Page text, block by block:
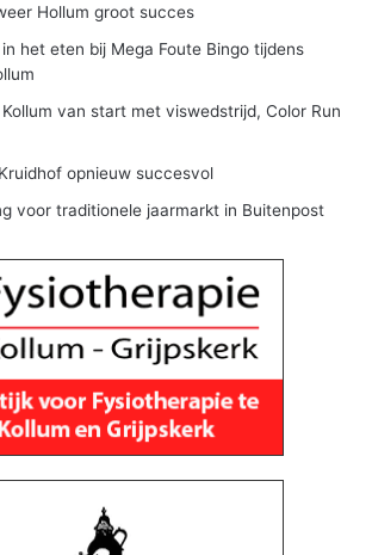
Hollum groot succes
het eten bij Mega Foute Bingo tijdens
van start met viswedstrijd, Color Run
opnieuw succesvol
voor traditionele jaarmarkt in Buitenpost